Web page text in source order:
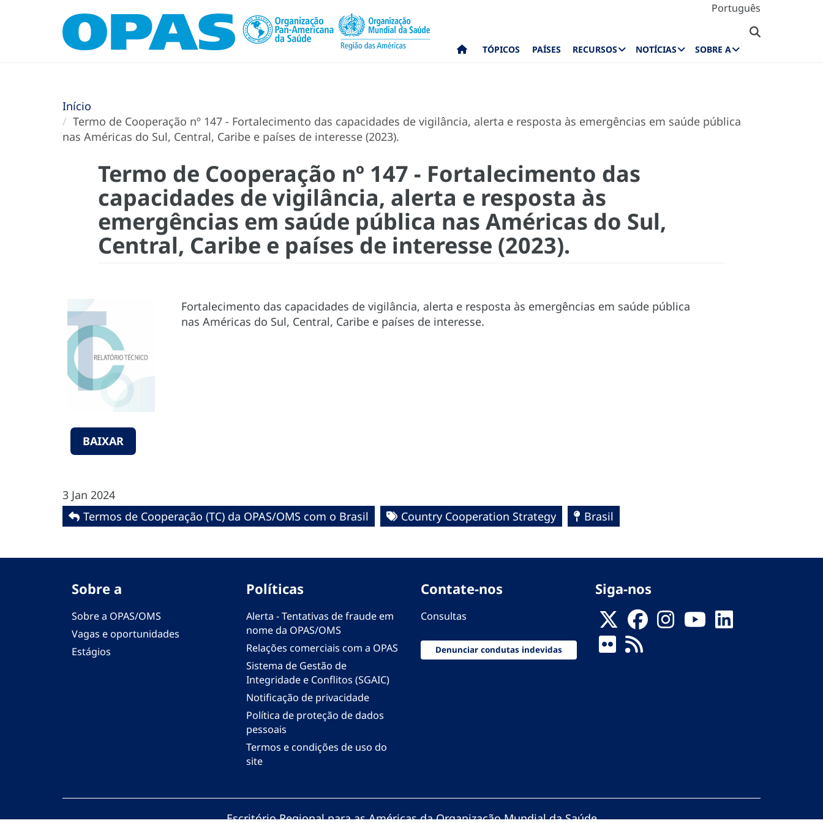
Português
TÓPICOS PAÍSES RECURSOS NOTÍCIAS SOBRE A
Início
Termo de Cooperação nº 147 - Fortalecimento das capacidades de vigilância, alerta e resposta às emergências em saúde pública
nas Américas do Sul, Central, Caribe e países de interesse (2023).
Termo de Cooperação nº 147 - Fortalecimento das
capacidades de vigilância, alerta e resposta às
emergências em saúde pública nas Américas do Sul,
Central, Caribe e países de interesse (2023).
BAIXAR
Fortalecimento das capacidades de vigilância, alerta e resposta às emergências em saúde pública
nas Américas do Sul, Central, Caribe e países de interesse.
3 Jan 2024
Termos de Cooperação (TC) da OPAS/OMS com o Brasil
Country Cooperation Strategy Brasil
Sobre a
Sobre a OPAS/OMS
Vagas e oportunidades
Estágios
Políticas
Alerta - Tentativas de fraude em
nome da OPAS/OMS
Relações comerciais com a OPAS
Sistema de Gestão de
Integridade e Conflitos (SGAIC)
Notificação de privacidade
Política de proteção de dados
pessoais
Termos e condições de uso do
site
Contate-nos
Consultas
Denunciar condutas indevidas
Siga-nos
Escritório Regional para as Américas da Organização Mundial da Saúde